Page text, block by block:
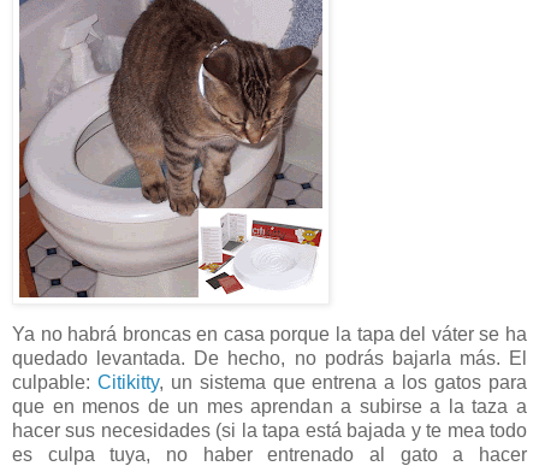
Ya no habrá broncas en casa porque la tapa del váter se ha
quedado levantada. De hecho, no podrás bajarla más. El
culpable: Citikitty, un sistema que entrena a los gatos para
que en menos de un mes aprendan a subirse a la taza a
hacer sus necesidades (si la tapa está bajada y te mea todo
es culpa tuya, no haber entrenado al gato a hacer